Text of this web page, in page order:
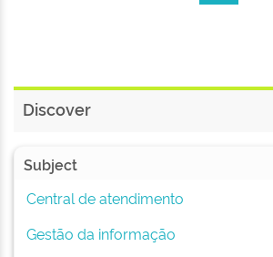
Discover
Subject
Central de atendimento
Gestão da informação